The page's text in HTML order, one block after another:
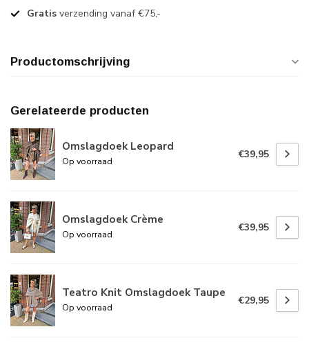
Gratis verzending vanaf €75,-
Productomschrijving
Gerelateerde producten
Omslagdoek Leopard
Op voorraad
€39,95
Omslagdoek Crème
Op voorraad
€39,95
Teatro Knit Omslagdoek Taupe
Op voorraad
€29,95